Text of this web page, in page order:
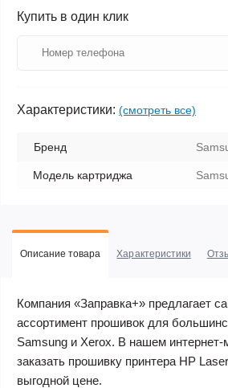
Купить в один клик
Характеристики: (смотреть все)
Бренд
Модель картриджа
Описание товара Характеристики
Компания «Заправка+» предлагает
ассортимент прошивок для
Samsung и Xerox. В нашем интернет-
заказать прошивку принтера HP
выгодной цене.